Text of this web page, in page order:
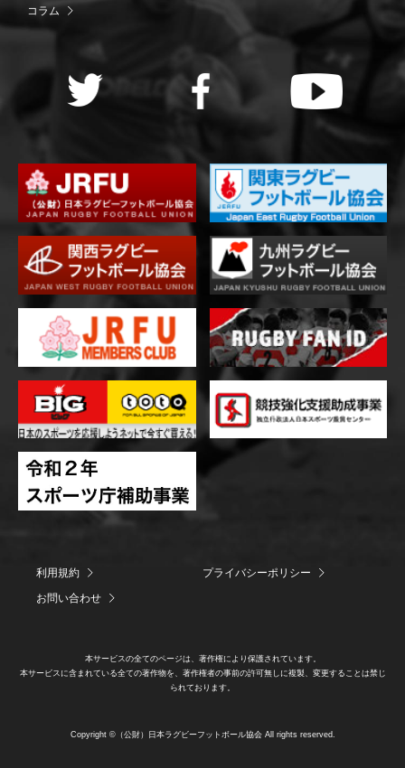
コラム
利用規約
プライバシーポリシー
お問い合わせ
本サービスの全てのページは、著作権により保護されています。
本サービスに含まれている全ての著作物を、著作権者の事前の許可無しに複製、変更することは禁じ
られております。
Copyright ©（公財）日本ラグビーフットボール協会 All rights reserved.